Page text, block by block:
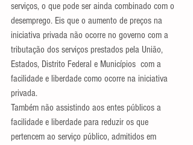
serviços, o que pode ser ainda combinado com o
desemprego. Eis que o aumento de preços na
iniciativa privada não ocorre no governo com a
tributação dos serviços prestados pela União,
Estados, Distrito Federal e Municípios  com a
facilidade e liberdade como ocorre na iniciativa
privada.
Também não assistindo aos entes públicos a
facilidade e liberdade para reduzir os que
pertencem ao serviço público, admitidos em